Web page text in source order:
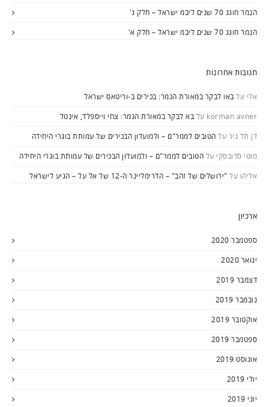
הנמר חוגג 70 שנים ליבמ ישראל – חלק ג'
הנמר חוגג 70 שנים ליבמ ישראל – חלק א'
תגובות אחרונות
אלי עלבאו לבקר במאורת הנמר: בכירים ב-וריטאס ישראל
korman avner עלבא לבקר במאורת הנמר: צחי וייספלד, אינטל
דן תל ניר על הטובים לממר"ם – ולמועדון הבכירים של עמותת בוגרי היחידה
מוטי סדובסקי על הטובים לממר"ם – ולמועדון הבכירים של עמותת בוגרי היחידה
אליהו על "ירושלים של זהב" – הדרימליינר ה-12 של אל על – הגיע לישראל
ארכיון
ספטמבר 2020
ינואר 2020
דצמבר 2019
נובמבר 2019
אוקטובר 2019
ספטמבר 2019
אוגוסט 2019
יולי 2019
יוני 2019